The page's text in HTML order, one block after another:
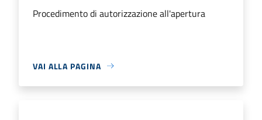
Procedimento di autorizzazione all'apertura
VAI ALLA PAGINA